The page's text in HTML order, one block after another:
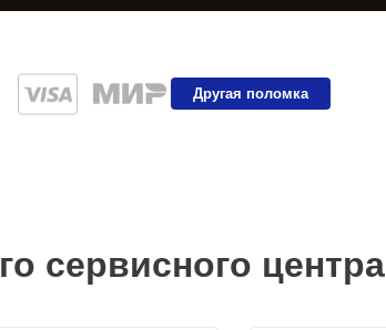
Другая поломка
сервисного центра